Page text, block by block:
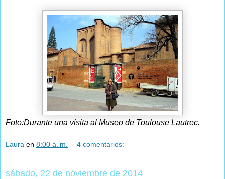
Foto:Durante una visita al Museo de Toulouse Lautrec.
Laura en 8:00 a. m. 4 comentarios:
sábado, 22 de noviembre de 2014